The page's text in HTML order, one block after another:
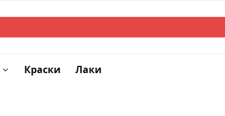
Краски Лаки